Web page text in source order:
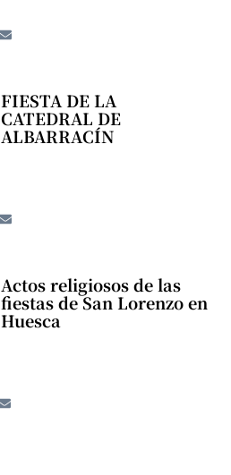
FIESTA DE LA
CATEDRAL DE
ALBARRACÍN
Actos religiosos de las
fiestas de San Lorenzo en
Huesca